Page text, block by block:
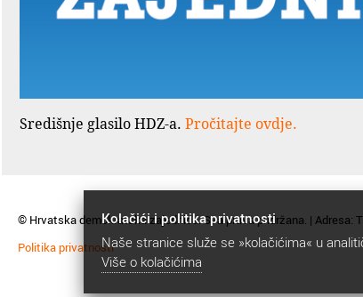
Središnje glasilo HDZ-a. Pročitajte ovdje.
© Hrvatska demokratska zajednica. Sva prava pridržana. | Adresa:
Politika privatnosti
Kolačići i politika privatnosti
Naše stranice služe se »kolačićima« u
Više o kolačićima